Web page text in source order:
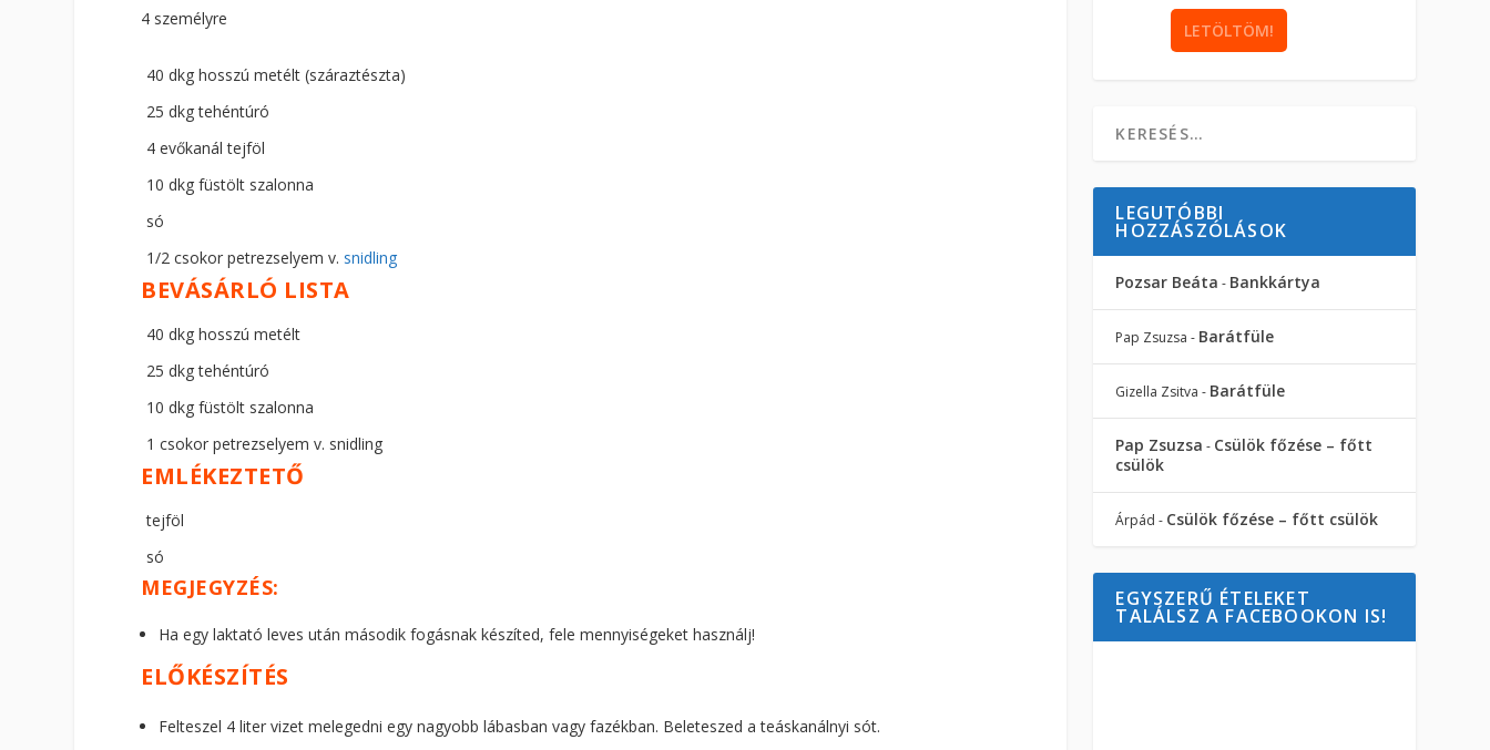
4 személyre
40 dkg hosszú metélt (száraztészta)
25 dkg tehéntúró
4 evőkanál tejföl
10 dkg füstölt szalonna
só
1/2 csokor petrezselyem v. snidling
BEVÁSÁRLÓ LISTA
40 dkg hosszú metélt
25 dkg tehéntúró
10 dkg füstölt szalonna
1 csokor petrezselyem v. snidling
EMLÉKEZTETŐ
tejföl
só
MEGJEGYZÉS:
Ha egy laktató leves után második fogásnak készíted, fele mennyiségeket használj!
ELŐKÉSZÍTÉS
Felteszel 4 liter vizet melegedni egy nagyobb lábasban vagy fazékban. Beleteszed a teáskanálnyi sót.
LEGUTÓBBI
HOZZÁSZÓLÁSOK
Pozsar Beáta - Bankkártya
Pap Zsuzsa - Barátfüle
Gizella Zsitva - Barátfüle
Pap Zsuzsa - Csülök főzése – főtt
csülök
Árpád - Csülök főzése – főtt csülök
EGYSZERŰ ÉTELEKET
TALÁLSZ A FACEBOOKON IS!